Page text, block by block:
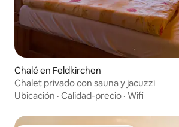
Chalé en Feldkirchen
Chalet privado con sauna y jacuzzi
Ubicación · Calidad-precio · Wifi